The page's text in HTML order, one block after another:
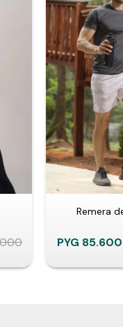
Remera
PYG 85.600